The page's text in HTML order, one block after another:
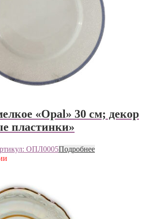
«Opal» 30 см; декор
пластинки»
ОПЛ0005Подробнее